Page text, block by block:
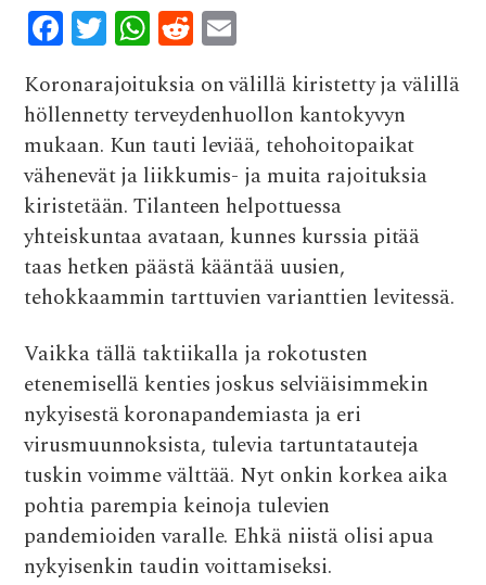
F
ac
e
b
o
o
k
T
w
it
te
r
W
h
at
s
A
p
p
R
e
d
di
t
m
ai
l
Koronarajoituksia on välillä kiristetty ja välillä
höllennetty terveydenhuollon kantokyvyn
mukaan. Kun tauti leviää, tehohoitopaikat
vähenevät ja liikkumis- ja muita rajoituksia
kiristetään. Tilanteen helpottuessa
yhteiskuntaa avataan, kunnes kurssia pitää
taas hetken päästä kääntää uusien,
tehokkaammin tarttuvien varianttien levitessä.
Vaikka tällä taktiikalla ja rokotusten
etenemisellä kenties joskus selviäisimmekin
nykyisestä koronapandemiasta ja eri
virusmuunnoksista, tulevia tartuntatauteja
tuskin voimme välttää. Nyt onkin korkea aika
pohtia parempia keinoja tulevien
pandemioiden varalle. Ehkä niistä olisi apua
nykyisenkin taudin voittamiseksi.